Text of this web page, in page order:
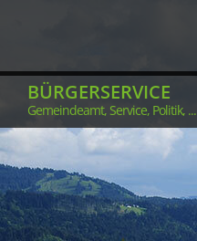
BÜRGERSERVICE
Gemeindeamt, Service, Politik, ...